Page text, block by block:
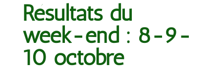
Résultats du
week-end : 8-9-
10 octobre